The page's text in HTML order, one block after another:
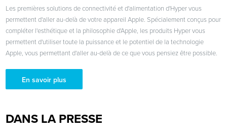
Les premières solutions de connectivité et d'alimentation d'Hyper vous
permettent d'aller au-delà de votre appareil Apple. Spécialement conçus pour
compléter l'esthétique et la philosophie d'Apple, les produits Hyper vous
permettent d'utiliser toute la puissance et le potentiel de la technologie
Apple, vous permettant d'aller au-delà de ce que vous pensiez être possible.
En savoir plus
DANS LA PRESSE